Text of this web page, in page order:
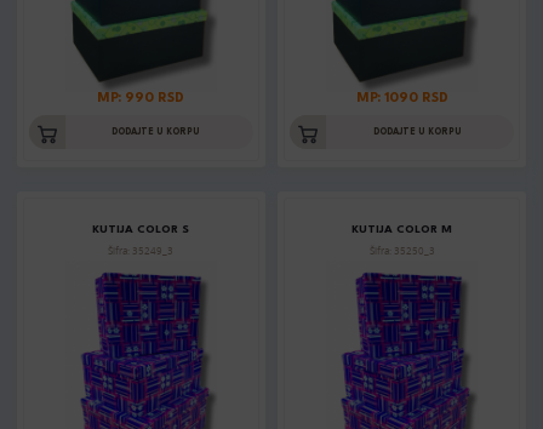
MP: 990 RSD
DODAJTE U KORPU
MP: 1090 RSD
DODAJTE U KORPU
KUTIJA COLOR S
Šifra: 35249_3
KUTIJA COLOR M
Šifra: 35250_3